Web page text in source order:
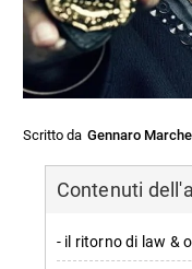
Scritto da Gennaro
Contenuti
- il ritorno di law &